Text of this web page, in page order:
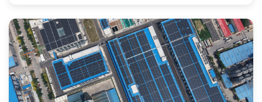
ทางการถึงความสามารถในการควบคุมคุณภาพระดับยานยนต์
ของบริษัท และเป็นคุณสมบัติหลักสำหรับการก้าวเข้าสู่ธุรกิจ
แบตเตอรี่พลังงานสำหรับพลังงานรูปแบบใหม่ […]